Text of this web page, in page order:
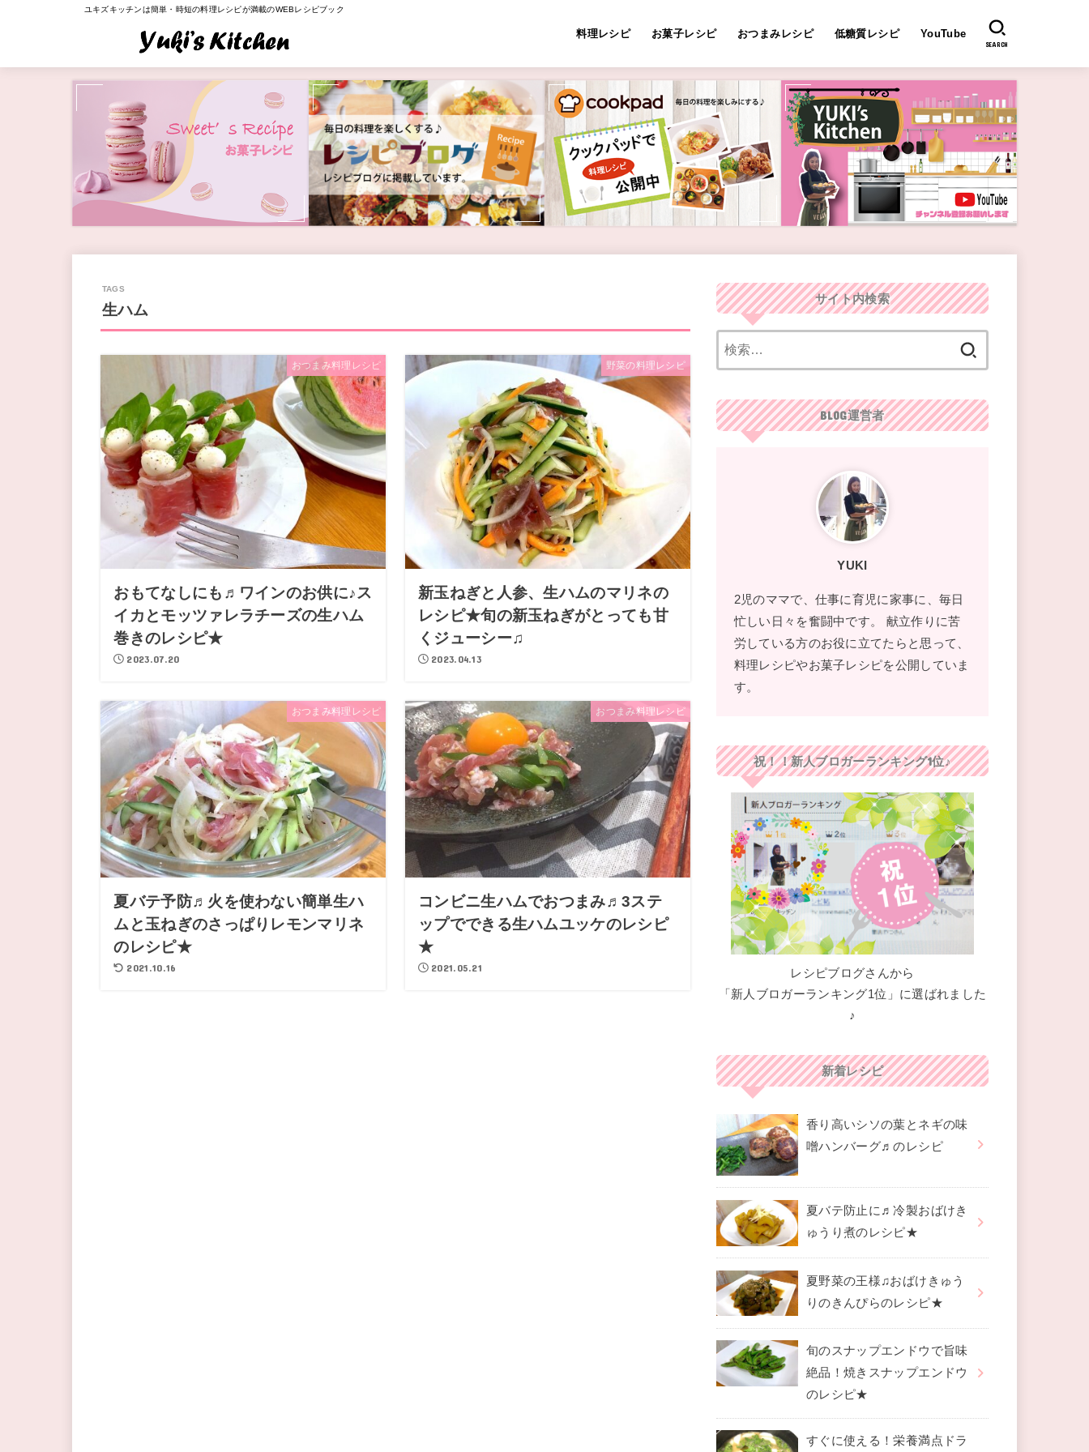
ユキズキッチンは簡単・時短の料理レシピが満載のWEBレシピブック
料理レシピ お菓子レシピ おつまみレシピ 低糖質レシピ YouTube
SEARCH
生ハム
おつまみ料理レシピ
おもてなしにも♬ワインのお供に♪ス
イカとモッツァレラチーズの生ハム
巻きのレシピ★
2023.07.20
野菜の料理レシピ
新玉ねぎと人参、生ハムのマリネの
レシピ★旬の新玉ねぎがとっても甘
くジューシー♫
2023.04.13
おつまみ料理レシピ
夏バテ予防♬火を使わない簡単生ハ
ムと玉ねぎのさっぱりレモンマリネ
のレシピ★
2021.10.16
おつまみ料理レシピ
コンビニ生ハムでおつまみ♬3ステ
ップでできる生ハムユッケのレシピ
★
2021.05.21
サイト内検索
BLOG運営者
YUKI
2児のママで、仕事に育児に家事に、毎日
忙しい日々を奮闘中です。 献立作りに苦
労している方のお役に立てたらと思って、
料理レシピやお菓子レシピを公開していま
す。
祝！！新人ブロガーランキング1位♪
レシピブログさんから
「新人ブロガーランキング1位」に選ばれました
♪
新着レシピ
香り高いシソの葉とネギの味
噌ハンバーグ♬のレシピ
夏バテ防止に♬冷製おばけき
ゅうり煮のレシピ★
夏野菜の王様♫おばけきゅう
りのきんぴらのレシピ★
旬のスナップエンドウで旨味
絶品！焼きスナップエンドウ
のレシピ★
すぐに使える！栄養満点ドラ